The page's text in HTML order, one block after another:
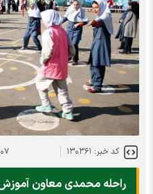
کد خبر: ۱۳۰۳۶۱
راحله محمدی معاون